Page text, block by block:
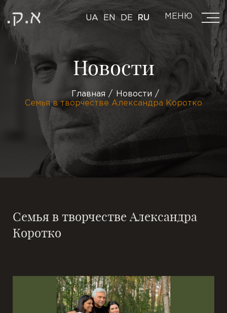
UA EN DE RU МЕНЮ
Новости
Главная
Новости
Семья в творчестве Александра Коротко
Семья в творчестве Александра
Коротко